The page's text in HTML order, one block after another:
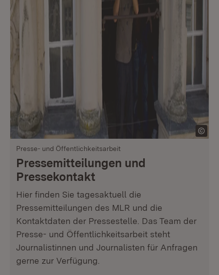
Presse- und Öffentlichkeitsarbeit
Pressemitteilungen und
Pressekontakt
Hier finden Sie tagesaktuell die
Pressemitteilungen des MLR und die
Kontaktdaten der Pressestelle. Das Team der
Presse- und Öffentlichkeitsarbeit steht
Journalistinnen und Journalisten für Anfragen
gerne zur Verfügung.